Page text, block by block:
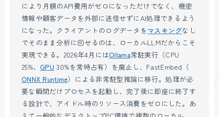
により月額のAPI費用がゼロになっただけでなく、機密
情報や顧客データを外部に送信せずにAI処理できるよう
になった。クライアントのログデータをマスキングなし
でそのまま分析に回せるのは、ローカルLLMだからこそ
実現できる。2026年4月にはOllama常駐実行（CPU
25%、GPU 30%を常時占有）を廃止し、FastEmbed（
ONNX Runtime）による非常駐型推論に移行。処理が必
要な瞬間だけプロセスを起動し、完了後に即座に終了す
る設計で、アイドル時のリソース消費をゼロにした。あ